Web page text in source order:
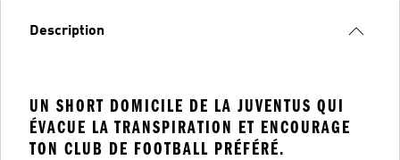
Description
UN SHORT DOMICILE DE LA JUVENTUS QUI
ÉVACUE LA TRANSPIRATION ET ENCOURAGE
TON CLUB DE FOOTBALL PRÉFÉRÉ.